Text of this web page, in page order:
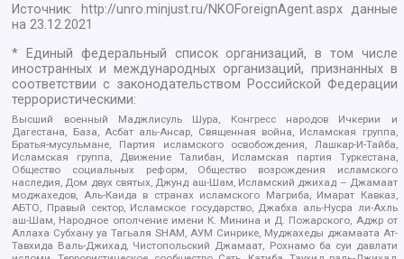
Источник: http://unro.minjust.ru/NKOForeignAgent.aspxданные
на23.12.2021
* Единый федеральный список организаций, в том числе
иностранных и международных организаций, признанных в
соответствии с законодательством Российской Федерации
террористическими:
Высший военный Маджлисуль Шура, Конгресс народов Ичкерии и
Дагестана, База, Асбат аль-Ансар, Священная война, Исламская группа,
Братья-мусульмане, Партия исламского освобождения, Лашкар-И-Тайба,
Исламская группа, Движение Талибан, Исламская партия Туркестана,
Общество социальных реформ, Общество возрождения исламского
наследия, Дом двух святых, Джунд аш-Шам, Исламский джихад – Джамаат
моджахедов, Аль-Каида в странах исламского Магриба, Имарат Кавказ,
АБТО, Правый сектор, Исламское государство, Джабха аль-Нусра ли-Ахль
аш-Шам, Народное ополчение имени К. Минина и Д. Пожарского, Аджр от
Аллаха Субхану уа Тагьаля SHAM, АУМ Синрике, Муджахеды джамаата Ат-
Тавхида Валь-Джихад, Чистопольский Джамаат, Рохнамо ба суи давлати